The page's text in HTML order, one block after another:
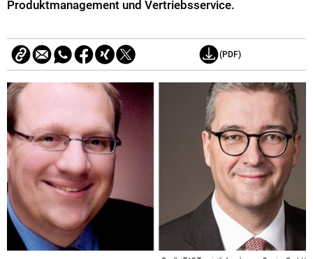
Produktmanagement und Vertriebsservice.
(PDF)